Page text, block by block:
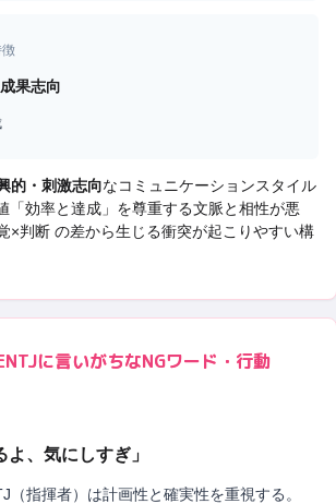
徴
果志向
的・刺激志向なコミュニケーションスタイル
「効率と達成 」を尊重する文脈と相性が悪
×判断 の差から生じる衝突が起こりやすい構
に言いがちなNGワード・行動
よ、気にしすぎ 」
（指揮者）は計画性と確実性を重視する。